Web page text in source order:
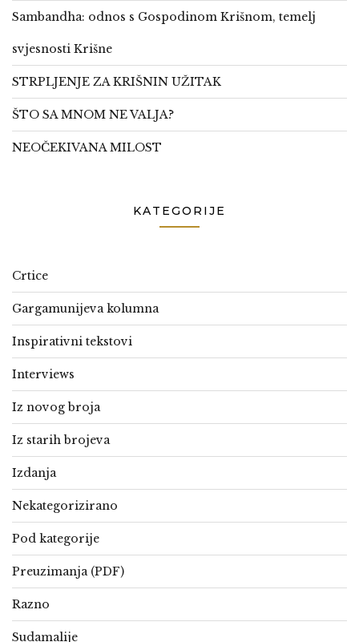
Sambandha: odnos s Gospodinom Krišnom, temelj
svjesnosti Krišne
STRPLJENJE ZA KRIŠNIN UŽITAK
ŠTO SA MNOM NE VALJA?
NEOČEKIVANA MILOST
KATEGORIJE
Crtice
Gargamunijeva kolumna
Inspirativni tekstovi
Interviews
Iz novog broja
Iz starih brojeva
Izdanja
Nekategorizirano
Pod kategorije
Preuzimanja (PDF)
Razno
Sudamalije